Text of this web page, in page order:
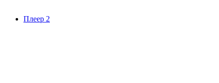
Плеер 2